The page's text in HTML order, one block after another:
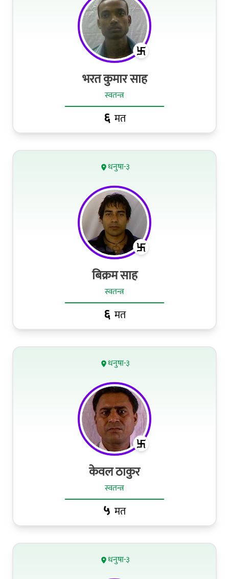
भरत कुमार साह
स्वतन्त्र
६ मत
धनुषा-३
बिक्रम साह
स्वतन्त्र
६ मत
धनुषा-३
केवल ठाकुर
स्वतन्त्र
५ मत
धनुषा-३